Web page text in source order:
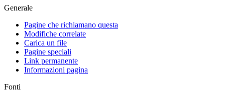
Generale
Pagine che richiamano questa
Modifiche correlate
Carica un file
Pagine speciali
Link permanente
Informazioni pagina
Fonti